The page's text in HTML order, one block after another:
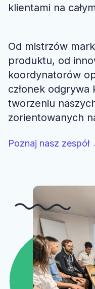
klientami na
Od mistrzów
produktu, od
koordynatorów
członek
tworzeniu
zorientowanych
Poznaj nasz zespół